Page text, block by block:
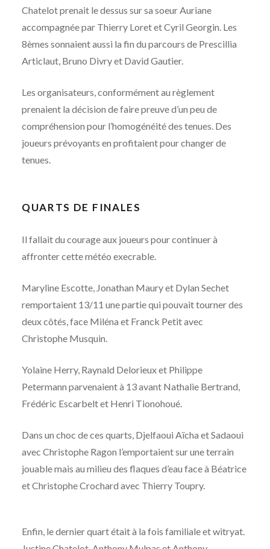
Chatelot prenait le dessus sur sa soeur Auriane
accompagnée par Thierry Loret et Cyril Georgin. Les
8èmes sonnaient aussi la fin du parcours de Prescillia
Articlaut, Bruno Divry et David Gautier.
Les organisateurs, conformément au règlement
prenaient la décision de faire preuve d’un peu de
compréhension pour l’homogénéité des tenues. Des
joueurs prévoyants en profitaient pour changer de
tenues.
QUARTS DE FINALES
Il fallait du courage aux joueurs pour continuer à
affronter cette météo execrable.
Maryline Escotte, Jonathan Maury et Dylan Sechet
remportaient 13/11 une partie qui pouvait tourner des
deux côtés, face Miléna et Franck Petit avec
Christophe Musquin.
Yolaine Herry, Raynald Delorieux et Philippe
Petermann parvenaient à 13 avant Nathalie Bertrand,
Frédéric Escarbelt et Henri Tionohoué.
Dans un choc de ces quarts, Djelfaoui Aïcha et Sadaoui
avec Christophe Ragon l’emportaient sur une terrain
jouable mais au milieu des flaques d’eau face à Béatrice
et Christophe Crochard avec Thierry Toupry.
Enfin, le dernier quart était à la fois familiale et witryat.